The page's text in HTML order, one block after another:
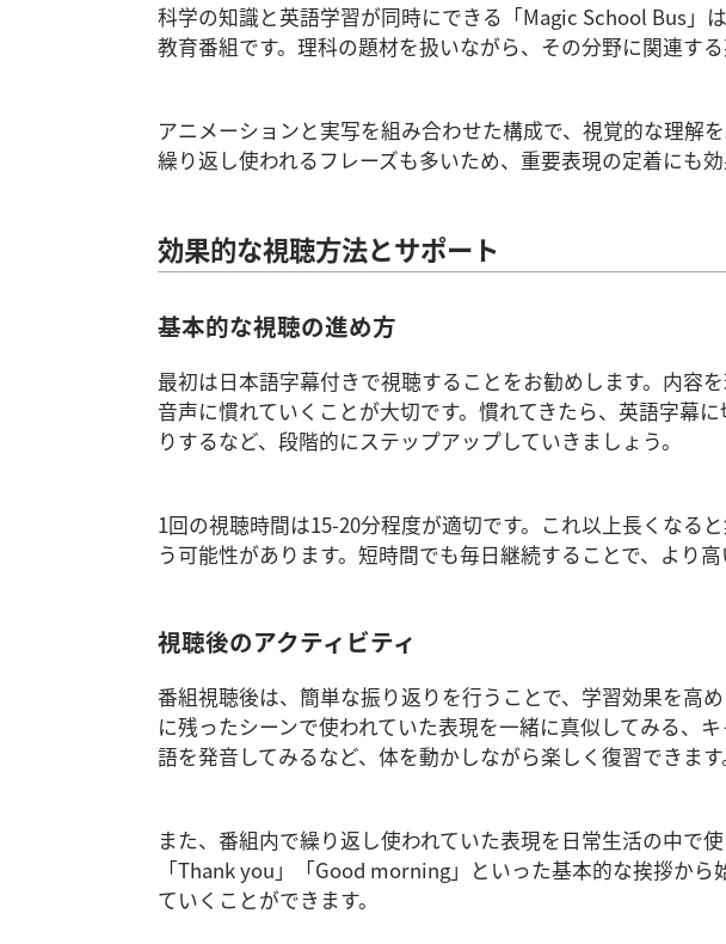
科学の知識と英語学習が同時にできる「Magic School Bus」
教育番組です。理科の題材を扱いながら、その分野に関連する
アニメーションと実写を組み合わせた構成で、視覚的な理解
繰り返し使われるフレーズも多いため、重要表現の定着にも効
効果的な視聴方法とサポート
基本的な視聴の進め方
最初は日本語字幕付きで視聴することをお勧めします。内容
音声に慣れていくことが大切です。慣れてきたら、英語字幕
りするなど、段階的にステップアップしていきましょう。
1回の視聴時間は15-20分程度が適切です。これ以上長くなる
う可能性があります。短時間でも毎日継続することで、より高
視聴後のアクティビティ
番組視聴後は、簡単な振り返りを行うことで、学習効果を高
に残ったシーンで使われていた表現を一緒に真似してみる、
語を発音してみるなど、体を動かしながら楽しく復習できます
また、番組内で繰り返し使われていた表現を日常生活の中で使
「Thank you」「Good morning」といった基本的な挨拶から
ていくことができます。